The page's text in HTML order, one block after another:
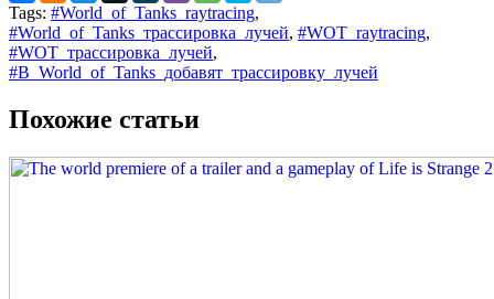
Tags: #World_of_Tanks_raytracing,
#World_of_Tanks_трассировка_лучей, #WOT_raytracing,
#WOT_трассировка_лучей,
#В_World_of_Tanks_добавят_трассировку_лучей
Похожие статьи